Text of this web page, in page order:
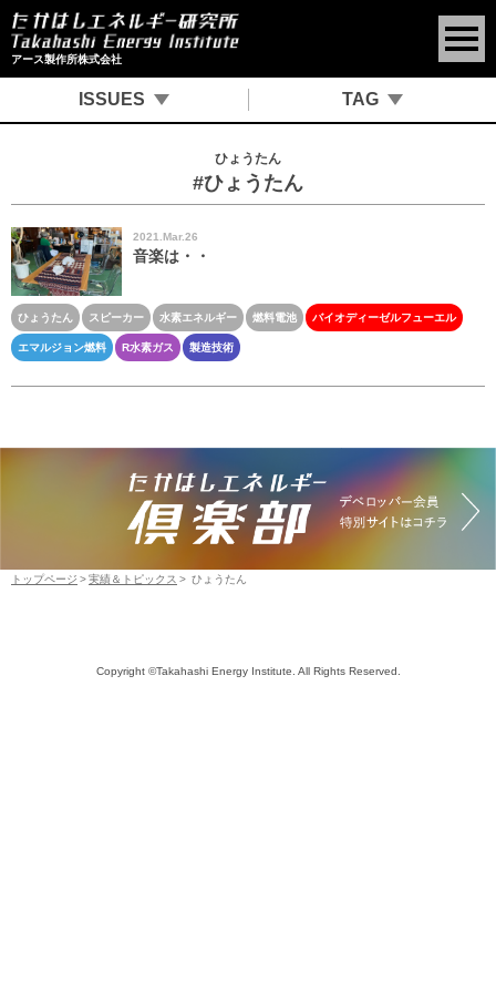
アース製作所株式会社
ひょうたん
#ひょうたん
2021.Mar.26
音楽は・・
ひょうたん スピーカー 水素エネルギー 燃料電池 バイオディーゼルフューエル
エマルジョン燃料 R水素ガス 製造技術
ISSUES TAG
トップページ 実績＆トピックス ひょうたん
Copyright ©Takahashi Energy Institute. All Rights Reserved.